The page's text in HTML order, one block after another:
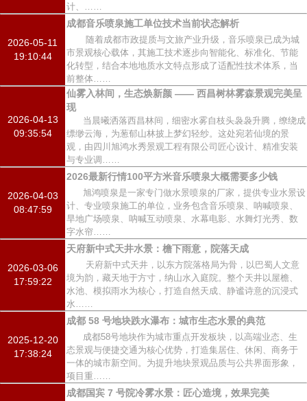
计、……
2026-05-11
19:10:44
成都音乐喷泉施工单位技术当前状态解析
随着成都市政提质与文旅产业升级，音乐喷泉已成为城
市景观核心载体，其施工技术逐步向智能化、标准化、节能
化转型，结合本地地质水文特点形成了适配性技术体系，当
前整体……
2026-04-13
09:35:54
仙雾入林间，生态焕新颜 —— 西昌树林雾森景观完美呈
现
当晨曦洒落西昌林间，细密水雾自枝头袅袅升腾，缭绕成
缥缈云海，为葱郁山林披上梦幻轻纱。这处宛若仙境的景
观，由四川旭鸿水秀景观工程有限公司匠心设计、精准安装
与专业调……
2026-04-03
08:47:59
2026最新行情100平方米音乐喷泉大概需要多少钱
旭鸿喷泉是一家专门做水景喷泉的厂家，提供专业水景设
计、专业喷泉施工的单位，业务包含音乐喷泉、呐喊喷泉、
旱地广场喷泉、呐喊互动喷泉、水幕电影、水舞灯光秀、数
字水帘……
2026-03-06
17:59:22
天府新中式天井水景：檐下雨意，院落天成
天府新中式天井，以东方院落格局为骨，以巴蜀人文意
境为韵，藏天地于方寸，纳山水入庭院。整个天井以屋檐、
水池、模拟雨水为核心，打造自然天成、静谧诗意的沉浸式
水……
2025-12-20
17:38:24
成都 58 号地块跌水瀑布：城市生态水景的典范
成都58号地块作为城市重点开发板块，以高端业态、生
态景观与便捷交通为核心优势，打造集居住、休闲、商务于
一体的城市新空间。为提升地块景观品质与公共界面形象，
项目重……
成都国宾 7 号院冷雾水景：匠心造境，效果完美